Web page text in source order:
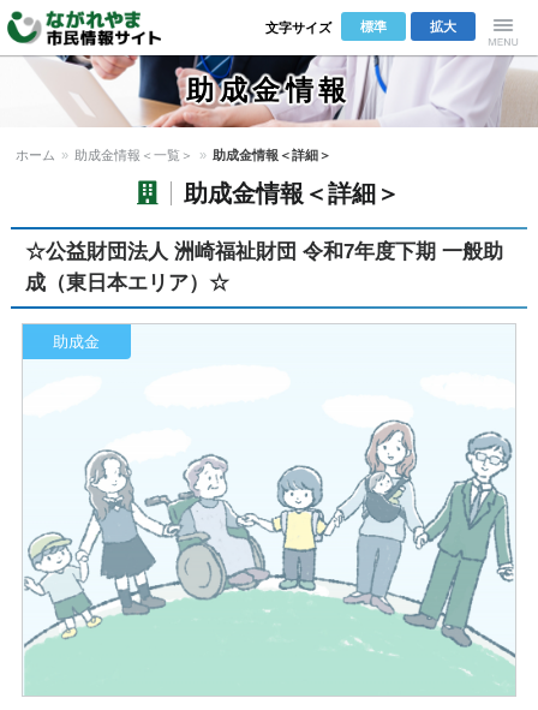
ながれやま
市民情報サ
Menu
拡大
標準
文字サイズ
助成金情報
ホーム » 助成金情報＜一覧＞ » 助成金情報＜詳細＞
助成金情報＜詳細＞
☆公益財団法人 洲崎福祉財団 令和7年度下期 一般助
成（東日本エリア）☆
助成金